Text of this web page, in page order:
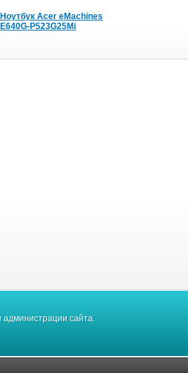
Ноутбук Acer eMachines
E640G-P523G25Mi
администрации сайта.